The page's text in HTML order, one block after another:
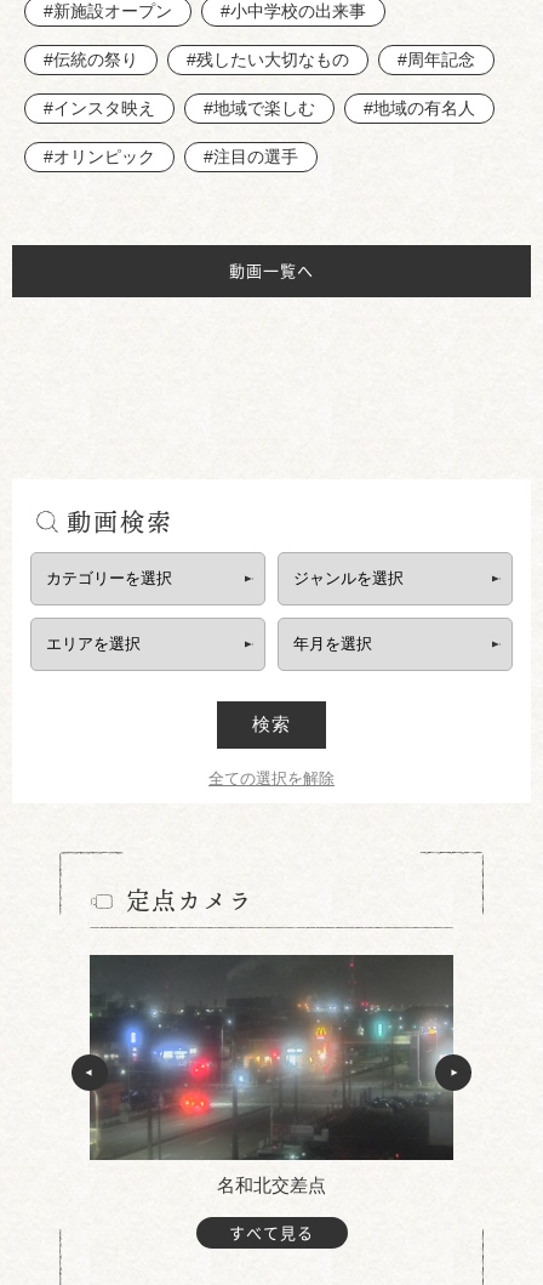
#新施設オープン #小中学校の出来事
#伝統の祭り #残したい大切なもの #周年記念
#インスタ映え #地域で楽しむ #地域の有名人
#オリンピック #注目の選手
動画一覧へ
動画検索
検索
全ての選択を解除
定点カメラ
名和北交差点
すべて見る